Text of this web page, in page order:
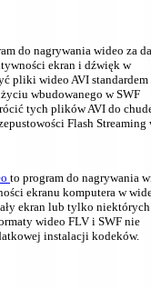
do nagrywania wideo za
ekran i dźwięk w
pliki wideo AVI standardem
wbudowanego w SWF
tych plików AVI do
Flash Streaming
to program do nagrywania
ekranu komputera w
ekran lub tylko niektórych
wideo FLV i SWF nie
instalacji kodeków.